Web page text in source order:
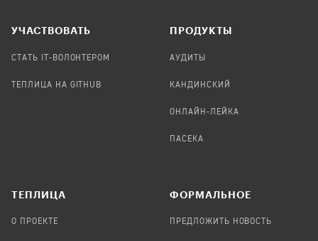
УЧАСТВОВАТЬ
СТАТЬ IT-ВОЛОНТЕРОМ
ТЕПЛИЦА НА GITHUB
ПРОДУКТЫ
АУДИТЫ
КАНДИНСКИЙ
ОНЛАЙН-ЛЕЙКА
ПАСЕКА
TЕПЛИЦА
О ПРОЕКТЕ
ФОРМАЛЬНОЕ
ПРЕДЛОЖИТЬ НОВОСТЬ